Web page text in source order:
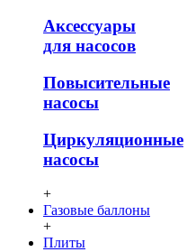
Аксессуары
для насосов
Повысительные
насосы
Циркуляционные
насосы
+
Газовые баллоны
+
Плиты